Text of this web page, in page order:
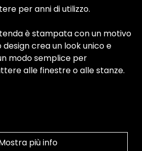
per anni di utilizzo.
è stampata con un motivo
crea un look unico e
modo semplice per
alle finestre o alle stanze.
più info